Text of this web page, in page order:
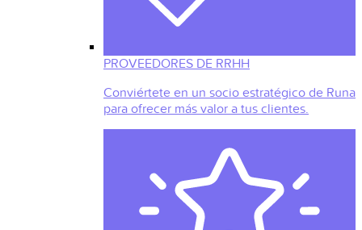
PROVEEDORES DE RRHH
Conviértete en un socio estratégico de Runa
para ofrecer más valor a tus clientes.